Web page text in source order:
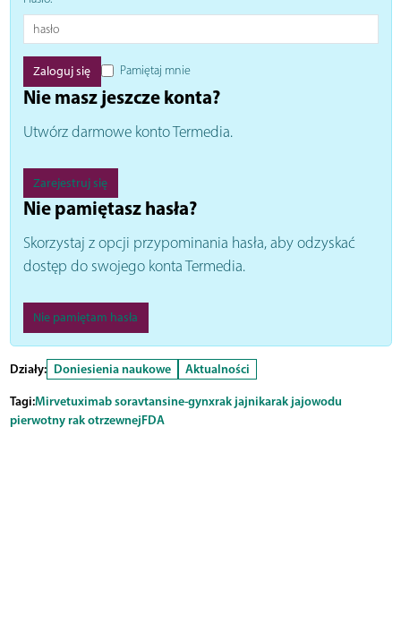
Pamiętaj mnie
Nie masz jeszcze konta?
Utwórz darmowe konto Termedia.
Zarejestruj się
Nie pamiętasz hasła?
Skorzystaj z opcji przypominania hasła, aby odzyskać
dostęp do swojego konta Termedia.
Nie pamiętam hasła
Działy: Doniesienia naukowe
Aktualności
Tagi:Mirvetuximab soravtansine-gynxrak jajnikarak jajowodu
pierwotny rak otrzewnejFDA